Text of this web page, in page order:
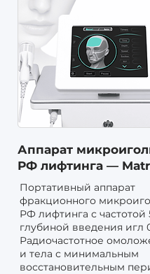
Аппарат
РФ лифтинга —
Портативный аппарат
фракционного
РФ лифтинга с частотой
глубиной введения игл
Радиочастотное
и тела с минимальным
восстановительным